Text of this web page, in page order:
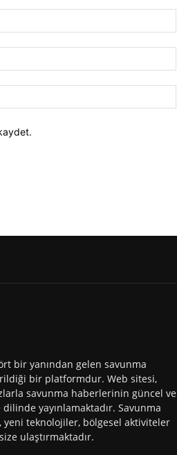
bir yanından gelen savunma
bir platformdur. Web sitesi,
savunma haberlerinin güncel ve
yayınlamaktadır. Savunma
yeni teknolojiler, bölgesel aktiviteler
ulaştırmaktadır.